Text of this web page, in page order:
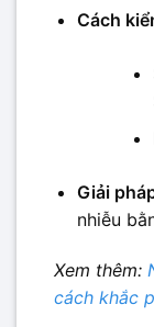
Cách
Giải
nhiễu
Xem thêm:
cách khắc